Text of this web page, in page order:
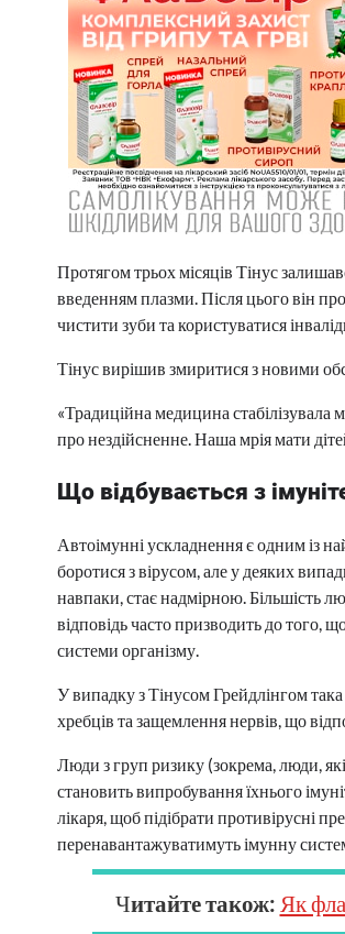
Протягом трьох місяців Тінус
введенням плазми. Після цього він
чистити зуби та користуватися
Тінус вирішив змиритися з новими
«Традиційна медицина стабілізувала
про нездійсненне. Наша мрія мати
Що відбувається з
Автоімунні ускладнення є одним із
боротися з вірусом, але у деяких
навпаки, стає надмірною. Більшість
відповідь часто призводить до того,
системи організму.
У випадку з Тінусом Грейдлінгом
хребців та защемлення нервів, що
Люди з груп ризику (зокрема, люди,
становить випробування їхнього
лікаря, щоб підібрати противірусні
перенавантажуватимуть імунну
Читайте також: Як